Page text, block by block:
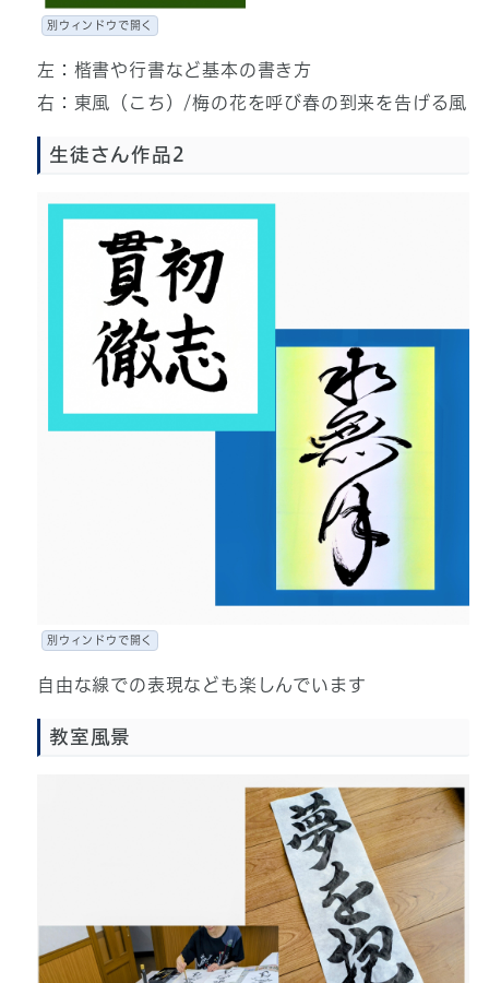
別ウィンドウで開く
左：楷書や行書など基本の書き方
右：東風（こち）/梅の花を呼び春の到来を告げる風
生徒さん作品2
別ウィンドウで開く
自由な線での表現なども楽しんでいます
教室風景